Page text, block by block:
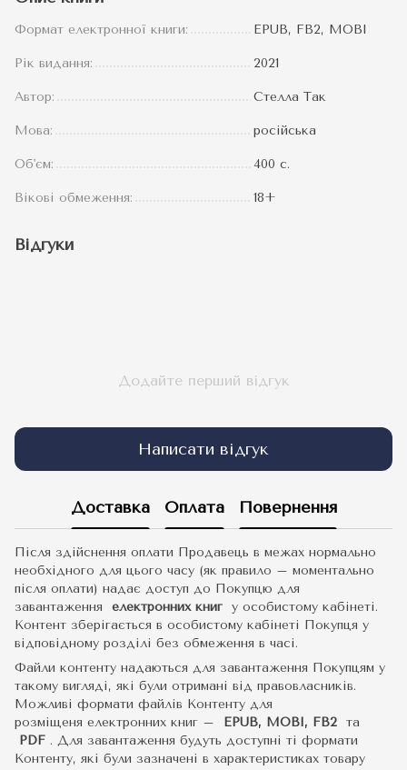
Формат електронної книги: EPUB, FB2, MOBI
Рік видання: 2021
Автор: Стелла Так
Мова: російська
Об'єм: 400 с.
Вікові обмеження: 18+
Відгуки
Додайте перший відгук
Написати відгук
Доставка Оплата Повернення
Після здійснення оплати Продавець в межах нормально
необхідного для цього часу (як правило – моментально
після оплати) надає доступ до Покупцю для
завантаження електронних книг у особистому кабінеті.
Контент зберігається в особистому кабінеті Покупця у
відповідному розділі без обмеження в часі.
Файли контенту надаються для завантаження Покупцям у
такому вигляді, які були отримані від правовласників.
Можливі формати файлів Контенту для
розміщеня електронних книг –
EPUB, MOBI, FB2 та
PDF . Для завантаження будуть доступні ті формати
Контенту, які були зазначені в характеристиках товару